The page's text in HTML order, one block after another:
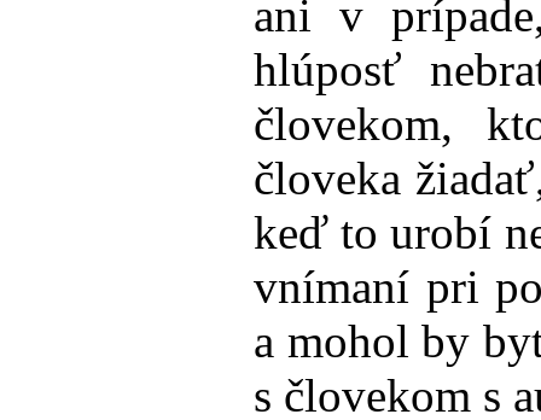
ani v
hlúposť
človekom,
človeka
keď to urobí
vnímaní pri
a mohol by
s človekom s